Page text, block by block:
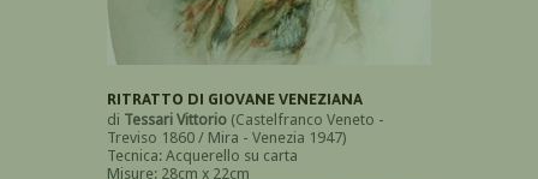
RITRATTO DI GIOVANE VENEZIANA
di Tessari Vittorio (Castelfranco Veneto -
Treviso 1860 / Mira - Venezia 1947)
Tecnica: Acquerello su carta
Misure: 28cm x 22cm